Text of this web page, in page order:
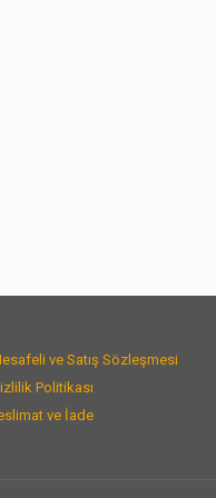
ve Satış Sözleşmesi
Politikası
ve İade